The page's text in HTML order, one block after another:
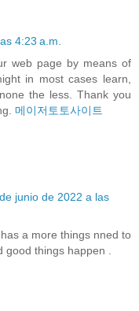
4:23 a.m.
web page by means of
in most cases learn,
the less. Thank you
메이저토토사이트
junio de 2022 a las
a more things nned to
things happen .